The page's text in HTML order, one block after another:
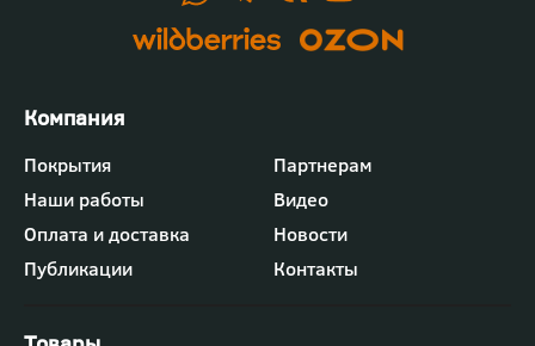
Футер
-
меню
"Компания"
Покрытия
Партнерам
Наши работы
Видео
Оплата и доставка
Новости
Публикации
Контакты